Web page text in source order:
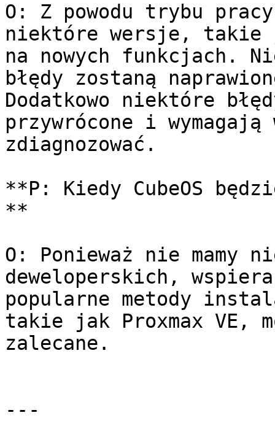
O: Z powodu trybu
niektóre wersje, takie
na nowych funkcjach.
błędy zostaną
Dodatkowo niektóre
przywrócone i
zdiagnozować.
**P: Kiedy CubeOS
**
O: Ponieważ nie mamy
deweloperskich,
popularne metody
takie jak Proxmax VE,
zalecane.
---